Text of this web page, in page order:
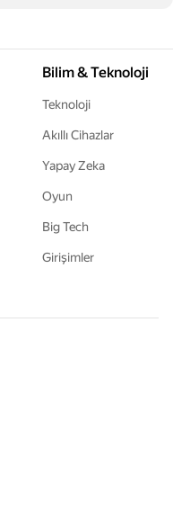
Bilim & Teknoloji
Teknoloji
Akıllı Cihazlar
Yapay Zeka
Oyun
Big Tech
Girişimler